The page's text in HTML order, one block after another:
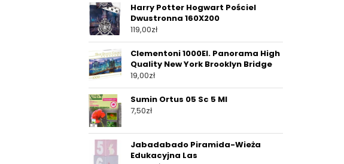
Harry Potter Hogwart Pościel
Dwustronna 160X200
119,00zł
Clementoni 1000El. Panorama High
Quality New York Brooklyn Bridge
19,00zł
Sumin Ortus 05 Sc 5 Ml
7,50zł
Jabadabado Piramida-Wieża
Edukacyjna Las